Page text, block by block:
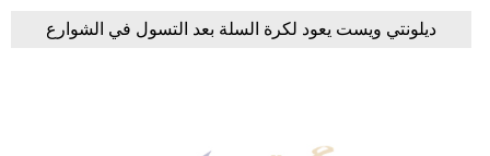
ديلونتي ويست يعود لكرة السلة بعد التسول في الشوارع